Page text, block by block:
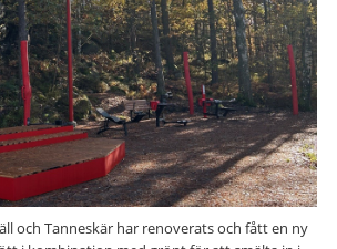
och Tanneskär har renoverats och fått en ny